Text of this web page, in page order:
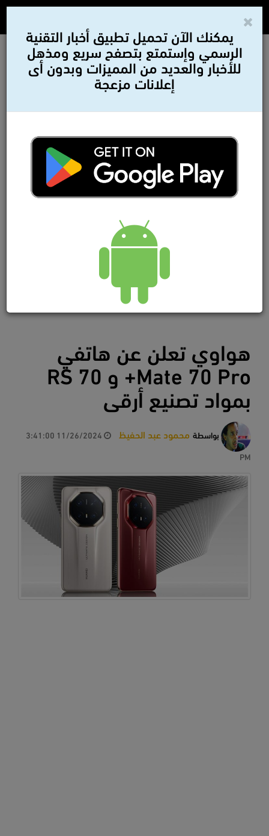
هواوي تعلن عن هاتفي
Mate 70 Pro+ و 70 RS
بمواد تصنيع أرقى
بواسطة محمود عبد الحفيظ
11/26/2024 3:41:00
PM
يمكنك الآن تحميل تطبيق أخبار التقنية
الرسمي وإستمتع بتصفح سريع ومذهل
للأخبار والعديد من المميزات وبدون أى
إعلانات مزعجة